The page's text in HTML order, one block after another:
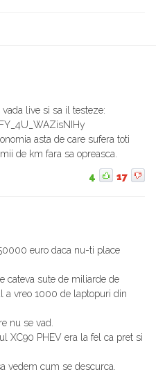
live si sa il testeze:
asta de care sufera toti
de km fara sa opreasca.
4 17
euro daca nu-ti place
cateva sute de miliarde de
a vreo 1000 de laptopuri din
nu se vad.
XC90 PHEV era la fel ca pret si
vedem cum se descurca.